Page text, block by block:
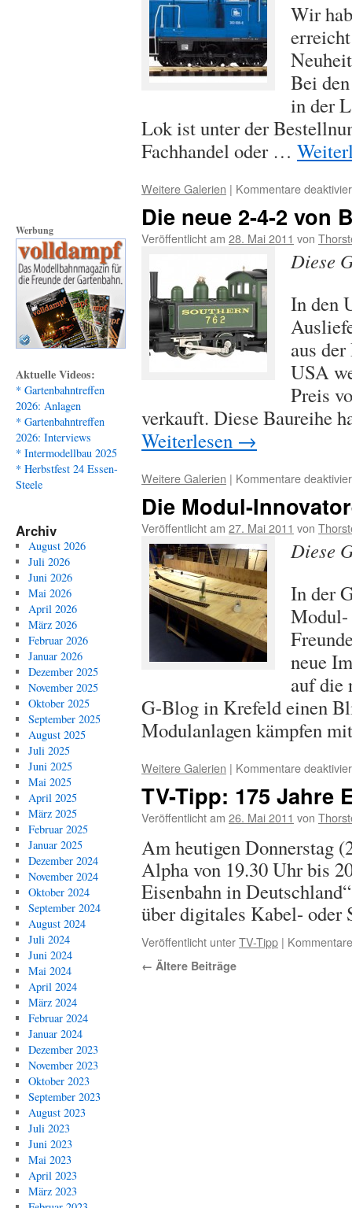
Wir
Bei
in der
Lok ist unter der
Fachhandel oder …
Weitere Galerien | Kommentare
Die neue 2-4-2 von
Veröffentlicht am 28. Mai 2011 von
Diese
In den
aus
USA
Preis
verkauft. Diese Baureihe
Weiterlesen →
Weitere Galerien | Kommentare
Die Modul-
Veröffentlicht am 27. Mai 2011 von
Diese
In der
Modul-
neue
auf die
G-Blog in Krefeld einen
Modulanlagen kämpfen
Weitere Galerien | Kommentare
TV-Tipp: 175 Jahre
Veröffentlicht am 26. Mai 2011 von
Am heutigen Donnerstag
Alpha von 19.30 Uhr bis
Eisenbahn in
über digitales Kabel- oder
Veröffentlicht unterTV-Tipp |
← Ältere Beiträge
Werbung
Aktuelle Videos:
* Gartenbahntreffen
2026: Anlagen
* Gartenbahntreffen
2026: Interviews
* Intermodellbau 2025
* Herbstfest 24 Essen-
Steele
Archiv
August 2026
Juli 2026
Juni 2026
Mai 2026
April 2026
März 2026
Februar 2026
Januar 2026
Dezember 2025
November 2025
Oktober 2025
September 2025
August 2025
Juli 2025
Juni 2025
Mai 2025
April 2025
März 2025
Februar 2025
Januar 2025
Dezember 2024
November 2024
Oktober 2024
September 2024
August 2024
Juli 2024
Juni 2024
Mai 2024
April 2024
März 2024
Februar 2024
Januar 2024
Dezember 2023
November 2023
Oktober 2023
September 2023
August 2023
Juli 2023
Juni 2023
Mai 2023
April 2023
März 2023